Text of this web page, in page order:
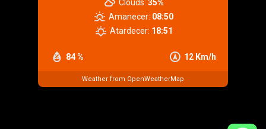
84 % 12 Km/h
Clouds: 35%
Amanecer: 08:50
Atardecer: 18:51
Weather from OpenWeatherMap